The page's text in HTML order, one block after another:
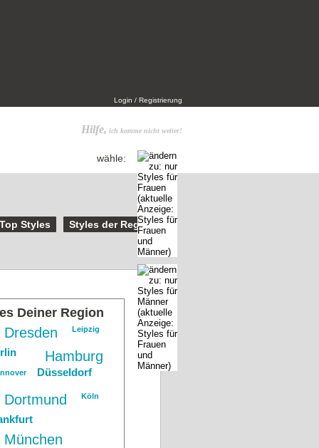
Login / Registrierung
Hilfe, ich komme nicht weiter!
wähle:
Top Styles Styles der Region
Deiner Region
Dresden Leipzig
Hamburg
Düsseldorf
Dortmund Köln
München